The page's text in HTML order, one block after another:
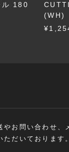
ル 180
(WH)
やお問い合わせ、
ただいております。